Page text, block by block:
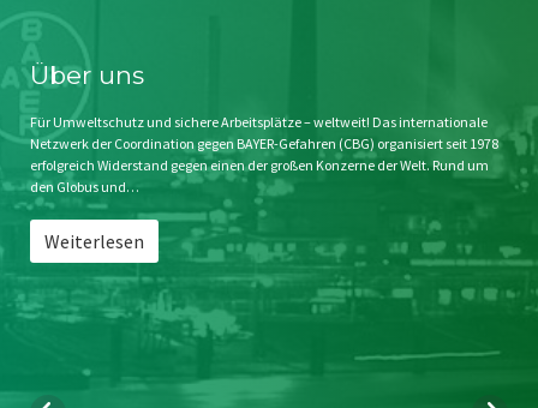
Kontakt
Impressum
Störfälle
Stichwort BAYER
Jahrestagung
SPENDEN
Über uns
Für Umweltschutz und sichere Arbeitsplätze – weltweit! Das internationale
Netzwerk der Coordination gegen BAYER-Gefahren (CBG) organisiert seit 1978
erfolgreich Widerstand gegen einen der großen Konzerne der Welt. Rund um
den Globus und…
Weiterlesen